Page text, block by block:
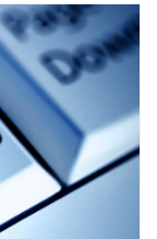
Favoriser
La
Croissance